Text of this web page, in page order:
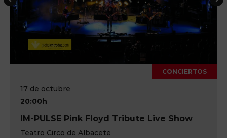
17 de octubre
20:00h
IM-PULSE Pink Floyd Tribute Live Show
Teatro Circo de Albacete
CONCIERTOS